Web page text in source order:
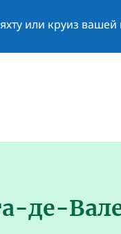
или круиз вашей
де-